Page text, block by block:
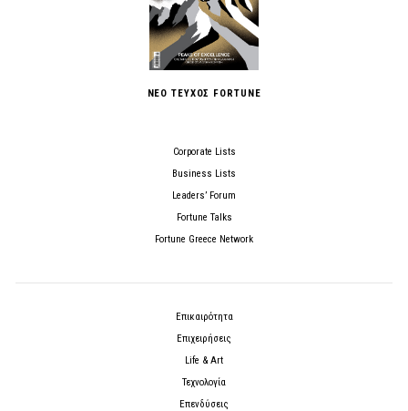
ΝΕΟ ΤΕΥΧΟΣ FORTUNE
Corporate Lists
Business Lists
Leaders’ Forum
Fortune Talks
Fortune Greece Network
Επικαιρότητα
Επιχειρήσεις
Life & Art
Τεχνολογία
Επενδύσεις